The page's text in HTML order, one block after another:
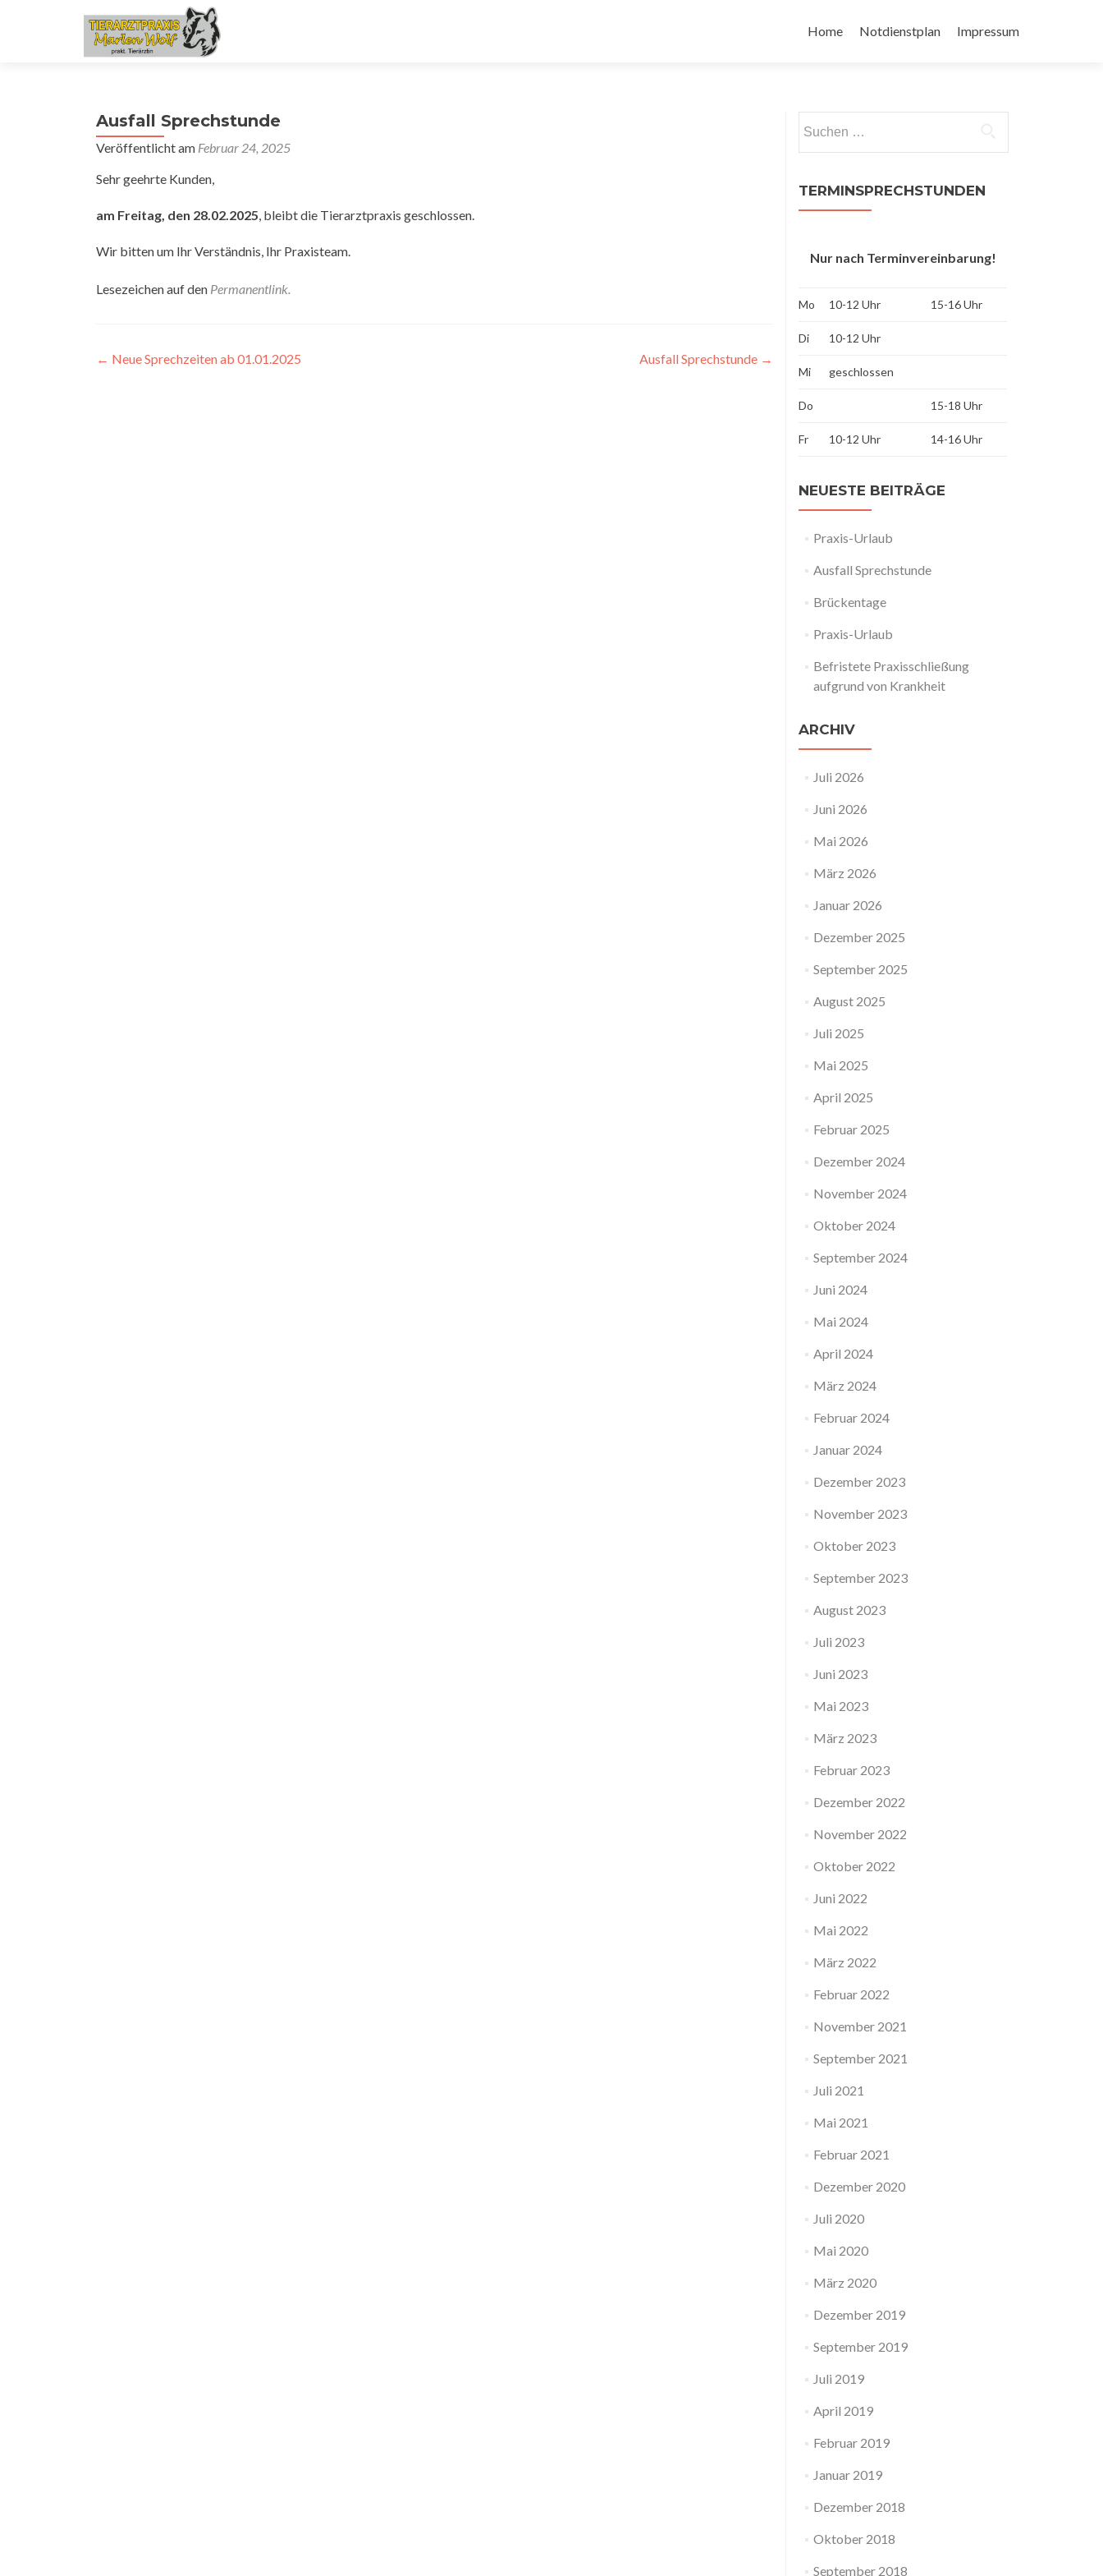
Inhalt
Home Notdienstplan Impressum
Ausfall Sprechstunde
Veröffentlicht am Februar 24, 2025
Sehr geehrte Kunden,
am Freitag, den 28.02.2025, bleibt die Tierarztpraxis geschlossen.
Wir bitten um Ihr Verständnis, Ihr Praxisteam.
Lesezeichen auf den Permanentlink.
Beitragsnavigation
← Neue Sprechzeiten ab 01.01.2025 Ausfall Sprechstunde →
nach:
TERMINSPRECHSTUNDEN
Nur nach Terminvereinbarung!
Mo 10-12 Uhr 15-16 Uhr
Di 10-12 Uhr
Mi geschlossen
Do 15-18 Uhr
Fr 10-12 Uhr 14-16 Uhr
NEUESTE BEITRÄGE
Praxis-Urlaub
Ausfall Sprechstunde
Brückentage
Praxis-Urlaub
Befristete Praxisschließung
aufgrund von Krankheit
ARCHIV
Juli 2026
Juni 2026
Mai 2026
März 2026
Januar 2026
Dezember 2025
September 2025
August 2025
Juli 2025
Mai 2025
April 2025
Februar 2025
Dezember 2024
November 2024
Oktober 2024
September 2024
Juni 2024
Mai 2024
April 2024
März 2024
Februar 2024
Januar 2024
Dezember 2023
November 2023
Oktober 2023
September 2023
August 2023
Juli 2023
Juni 2023
Mai 2023
März 2023
Februar 2023
Dezember 2022
November 2022
Oktober 2022
Juni 2022
Mai 2022
März 2022
Februar 2022
November 2021
September 2021
Juli 2021
Mai 2021
Februar 2021
Dezember 2020
Juli 2020
Mai 2020
März 2020
Dezember 2019
September 2019
Juli 2019
April 2019
Februar 2019
Januar 2019
Dezember 2018
Oktober 2018
September 2018